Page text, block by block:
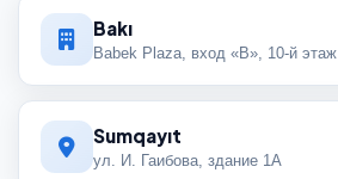
Bakı
Babek Plaza, вход «B», 10-й этаж
Sumqayıt
ул. И. Гаибова, здание 1А